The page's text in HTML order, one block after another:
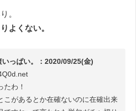
。
よくない。
っぱい。：2020/09/25(金)
たわ！
こがあるとか在確ないのに在確出来